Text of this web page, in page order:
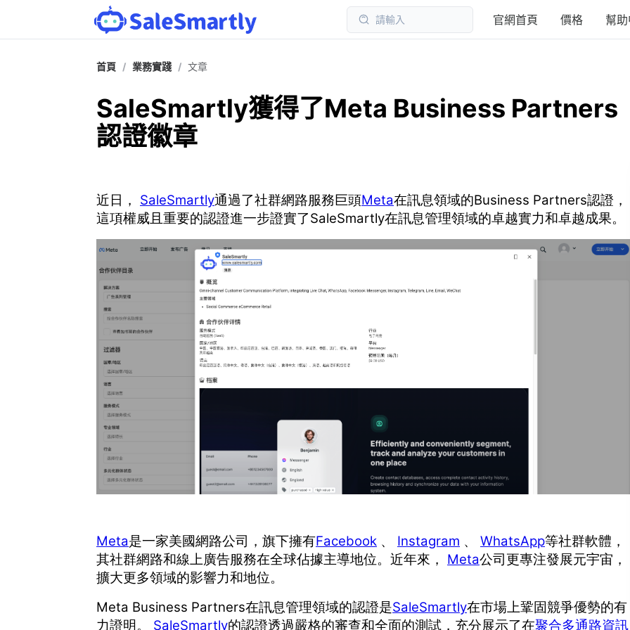
請輸入 官網首頁 價格 幫
首頁 / 業務實踐 / 文章
SaleSmartly獲得了Meta Business Partners
認證徽章
近日， SaleSmartly通過了社群網路服務巨頭Meta在訊息領域的Business Partners認證，
這項權威且重要的認證進一步證實了SaleSmartly在訊息管理領域的卓越實力和卓越成果。
Meta是一家美國網路公司，旗下擁有Facebook 、 Instagram 、 WhatsApp等社群軟體，
其社群網路和線上廣告服務在全球佔據主導地位。近年來， Meta公司更專注發展元宇宙，
擴大更多領域的影響力和地位。
Meta Business Partners在訊息管理領域的認證是SaleSmartly在市場上鞏固競爭優勢的有
力證明。 SaleSmartly的認證透過嚴格的審查和全面的測試，充分展示了在聚合多通路資訊